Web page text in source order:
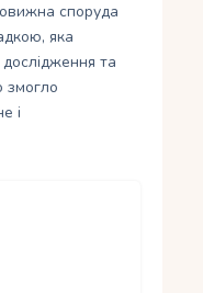
споруда
яка
та
змогло
і